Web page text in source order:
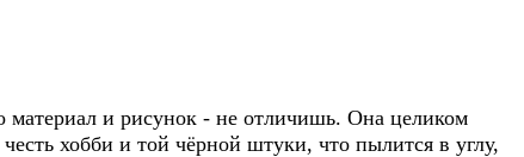
материал и рисунок - не отличишь. Она целиком
хобби и той чёрной штуки, что пылится в углу,